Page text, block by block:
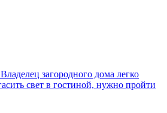
загородного дома легко
свет в гостиной, нужно пройти